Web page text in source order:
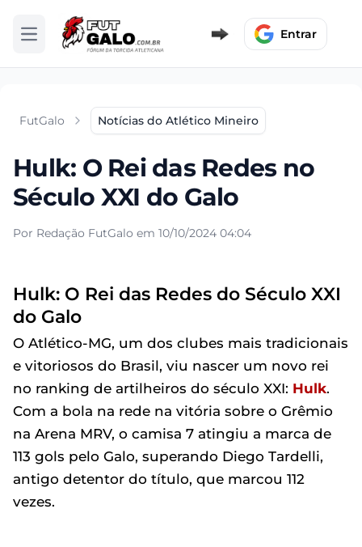
Abrir menu Entrar
FutGalo Notícias do Atlético Mineiro
Hulk: O Rei das Redes no
Século XXI do Galo
Por Redação FutGalo em 10/10/2024 04:04
Hulk: O Rei das Redes do Século XXI
do Galo
O Atlético-MG, um dos clubes mais tradicionais
e vitoriosos do Brasil, viu nascer um novo rei
no ranking de artilheiros do século XXI: Hulk.
Com a bola na rede na vitória sobre o Grêmio
na Arena MRV, o camisa 7 atingiu a marca de
113 gols pelo Galo, superando Diego Tardelli,
antigo detentor do título, que marcou 112
vezes.